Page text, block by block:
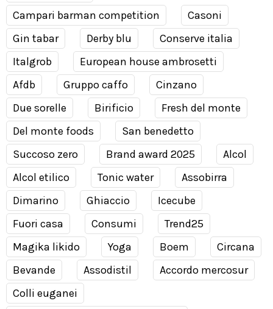
Campari barman competition
Casoni
Gin tabar
Derby blu
Conserve italia
Italgrob
European house ambrosetti
Afdb
Gruppo caffo
Cinzano
Due sorelle
Birificio
Fresh del monte
Del monte foods
San benedetto
Succoso zero
Brand award 2025
Alcol
Alcol etilico
Tonic water
Assobirra
Dimarino
Ghiaccio
Icecube
Fuori casa
Consumi
Trend25
Magika likido
Yoga Boem
Circana
Bevande
Assodistil
Accordo mercosur
Colli euganei